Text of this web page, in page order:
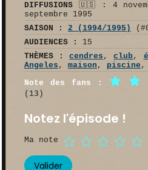
DIFFUSIONS
🇺🇸 : 4
septembre 1995
SAISON :
2 (1994/1995)
AUDIENCES :
15
THÈMES :
cendres ,club,
Angeles , maison , piscine ,
Note des fans :
(13)
Notez l'épisode !
Ma note